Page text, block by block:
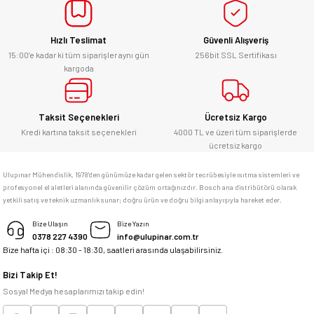
Bu ürüne benzer farklı alternatifler olmalı.
yücel çağatay uzun | 12/06/2026
Kesinlikle orjinal ürün, güvenerek
alabilirsiniz.
E... Ü... | 10/06/2026
Bosch marka alet alacaksam kesinlikle
adresim Ulupınar.com.tr
memnun kaldım
Deneyimini Paylaş
Hızlı Teslimat
15:00’e kadar ki tüm siparişler aynı gün
kargoda
Güvenli Alışveriş
256bit SSL Sertifikası
Taksit Seçenekleri
Kredi kartına taksit seçenekleri
Ücretsiz Kargo
4000 TL ve üzeri tüm siparişlerde
ücretsiz kargo
Ulupınar Mühendislik, 1978'den günümüze kadar gelen sektör tecrübesiyle ısıtma sistemleri ve
profesyonel el aletleri alanında güvenilir çözüm ortağınızdır. Bosch ana distribütörü olarak
yetkili satış ve teknik uzmanlık sunar; doğru ürün ve doğru bilgi anlayışıyla hareket eder.
Bize Ulaşın
0378 227 4390
Bize Yazın
info@ulupinar.com.tr
Bize hafta içi : 08:30 - 18:30, saatleri arasında ulaşabilirsiniz.
Bizi Takip Et!
Sosyal Medya hesaplarımızı takip edin!